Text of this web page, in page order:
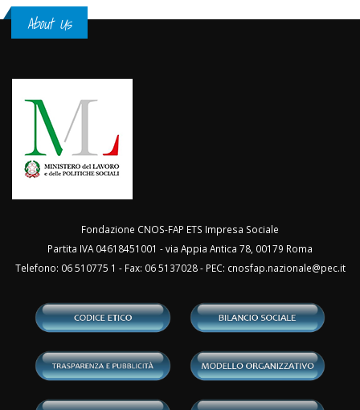
About Us
Fondazione CNOS-FAP ETS Impresa Sociale
Partita IVA 04618451001 - via Appia Antica 78, 00179 Roma
Telefono: 06 510775 1 - Fax: 06 5137028 - PEC: cnosfap.nazionale@pec.it